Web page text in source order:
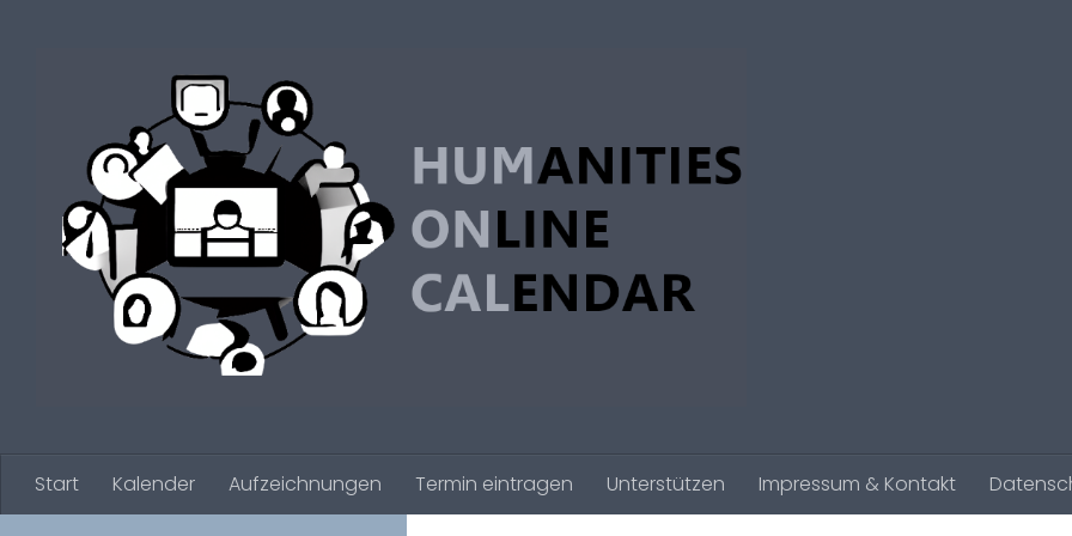
Start Kalender Aufzeichnungen Termin eintragen Unterstützen Impressum & Kontakt